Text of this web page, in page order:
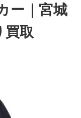
ー ｜宮城
買取